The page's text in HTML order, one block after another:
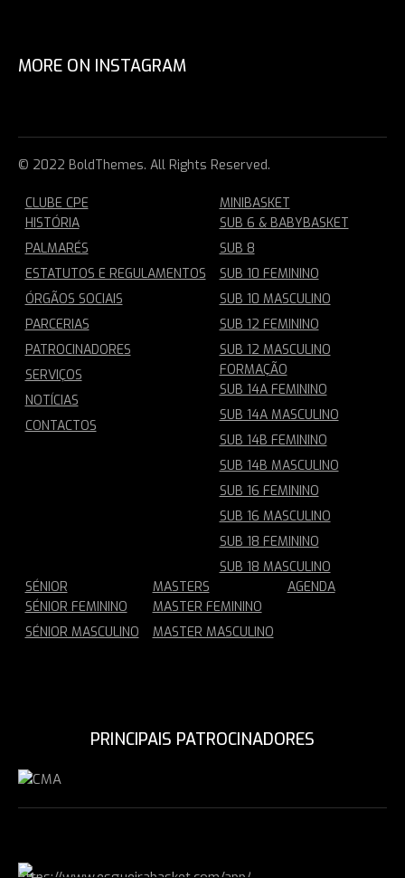
MORE ON INSTAGRAM
© 2022 BoldThemes. All Rights Reserved.
CLUBE CPE
HISTÓRIA
PALMARÉS
ESTATUTOS E REGULAMENTOS
ÓRGÃOS SOCIAIS
PARCERIAS
PATROCINADORES
SERVIÇOS
NOTÍCIAS
CONTACTOS
MINIBASKET
SUB 6 & BABYBASKET
SUB 8
SUB 10 FEMININO
SUB 10 MASCULINO
SUB 12 FEMININO
SUB 12 MASCULINO
FORMAÇÃO
SUB 14A FEMININO
SUB 14A MASCULINO
SUB 14B FEMININO
SUB 14B MASCULINO
SUB 16 FEMININO
SUB 16 MASCULINO
SUB 18 FEMININO
SUB 18 MASCULINO
SÉNIOR
SÉNIOR FEMININO
SÉNIOR MASCULINO
MASTERS
MASTER FEMININO
MASTER MASCULINO
AGENDA
PRINCIPAIS PATROCINADORES